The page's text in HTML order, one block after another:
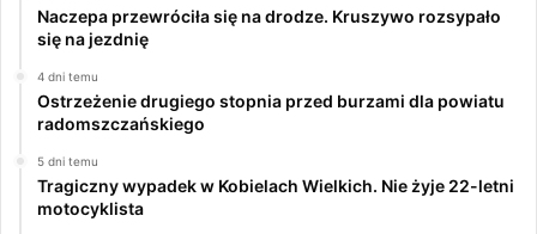
Naczepa przewróciła się na drodze. Kruszywo rozsypało
się na jezdnię
4 dni temu
Ostrzeżenie drugiego stopnia przed burzami dla powiatu
radomszczańskiego
5 dni temu
Tragiczny wypadek w Kobielach Wielkich. Nie żyje 22-letni
motocyklista